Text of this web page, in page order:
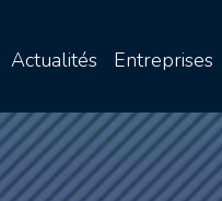
Actualités Entreprises